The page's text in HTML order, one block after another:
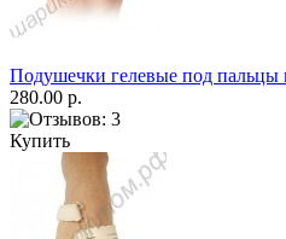
Подушечки гелевые под пальцы
280.00 р.
Купить